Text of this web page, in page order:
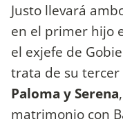
Justo llevará
en el primer hijo
el exjefe de
trata de su
Paloma y Serena
matrimonio con